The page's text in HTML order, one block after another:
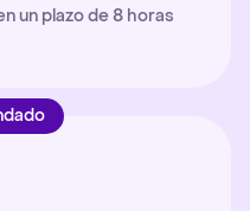
un plazo de 8 horas